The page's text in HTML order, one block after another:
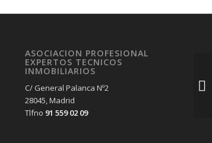
ASOCIACION PROFESIONAL
EXPERTOS TECNICOS
INMOBILIARIOS
C/ General Palanca Nº2
28045, Madrid
Tlfno 91 559 02 09